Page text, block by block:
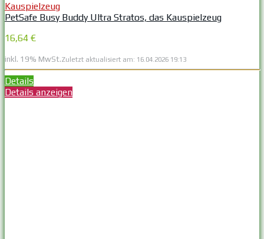
Kauspielzeug
PetSafe Busy Buddy Ultra Stratos, das Kauspielzeug
16,64 €
inkl. 19% MwSt.Zuletzt aktualisiert am: 16.04.2026 19:13
Details
Details anzeigen